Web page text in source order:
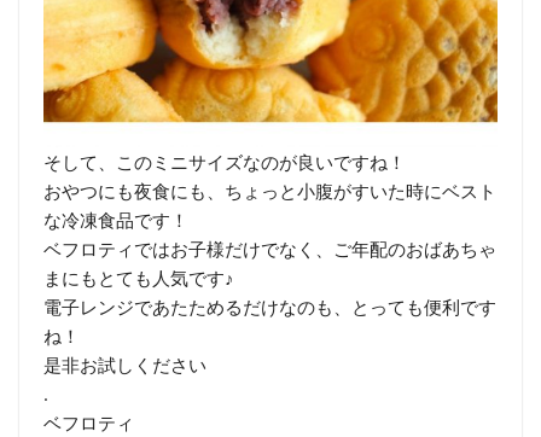
そして、このミニサイズなのが良いですね！
おやつにも夜食にも、ちょっと小腹がすいた時にベスト
な冷凍食品です！
ベフロティではお子様だけでなく、ご年配のおばあちゃ
まにもとても人気です♪
電子レンジであたためるだけなのも、とっても便利です
ね！
是非お試しください
.
ベフロティ